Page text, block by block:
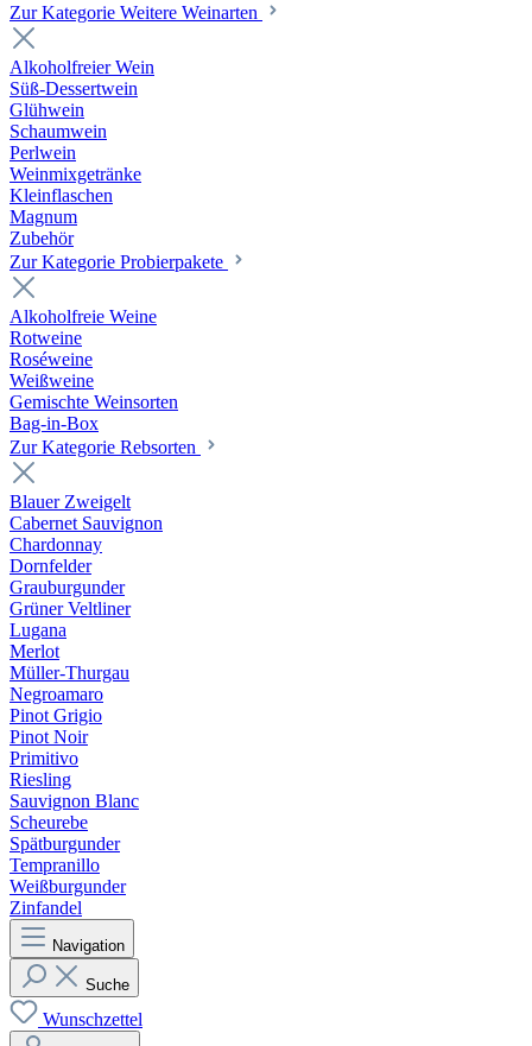
Zur Kategorie Weitere Weinarten
Alkoholfreier Wein
Süß-Dessertwein
Glühwein
Schaumwein
Perlwein
Weinmixgetränke
Kleinflaschen
Magnum
Zubehör
Zur Kategorie Probierpakete
Alkoholfreie Weine
Rotweine
Roséweine
Weißweine
Gemischte Weinsorten
Bag-in-Box
Zur Kategorie Rebsorten
Blauer Zweigelt
Cabernet Sauvignon
Chardonnay
Dornfelder
Grauburgunder
Grüner Veltliner
Lugana
Merlot
Müller-Thurgau
Negroamaro
Pinot Grigio
Pinot Noir
Primitivo
Riesling
Sauvignon Blanc
Scheurebe
Spätburgunder
Tempranillo
Weißburgunder
Zinfandel
Navigation
Suche
Wunschzettel